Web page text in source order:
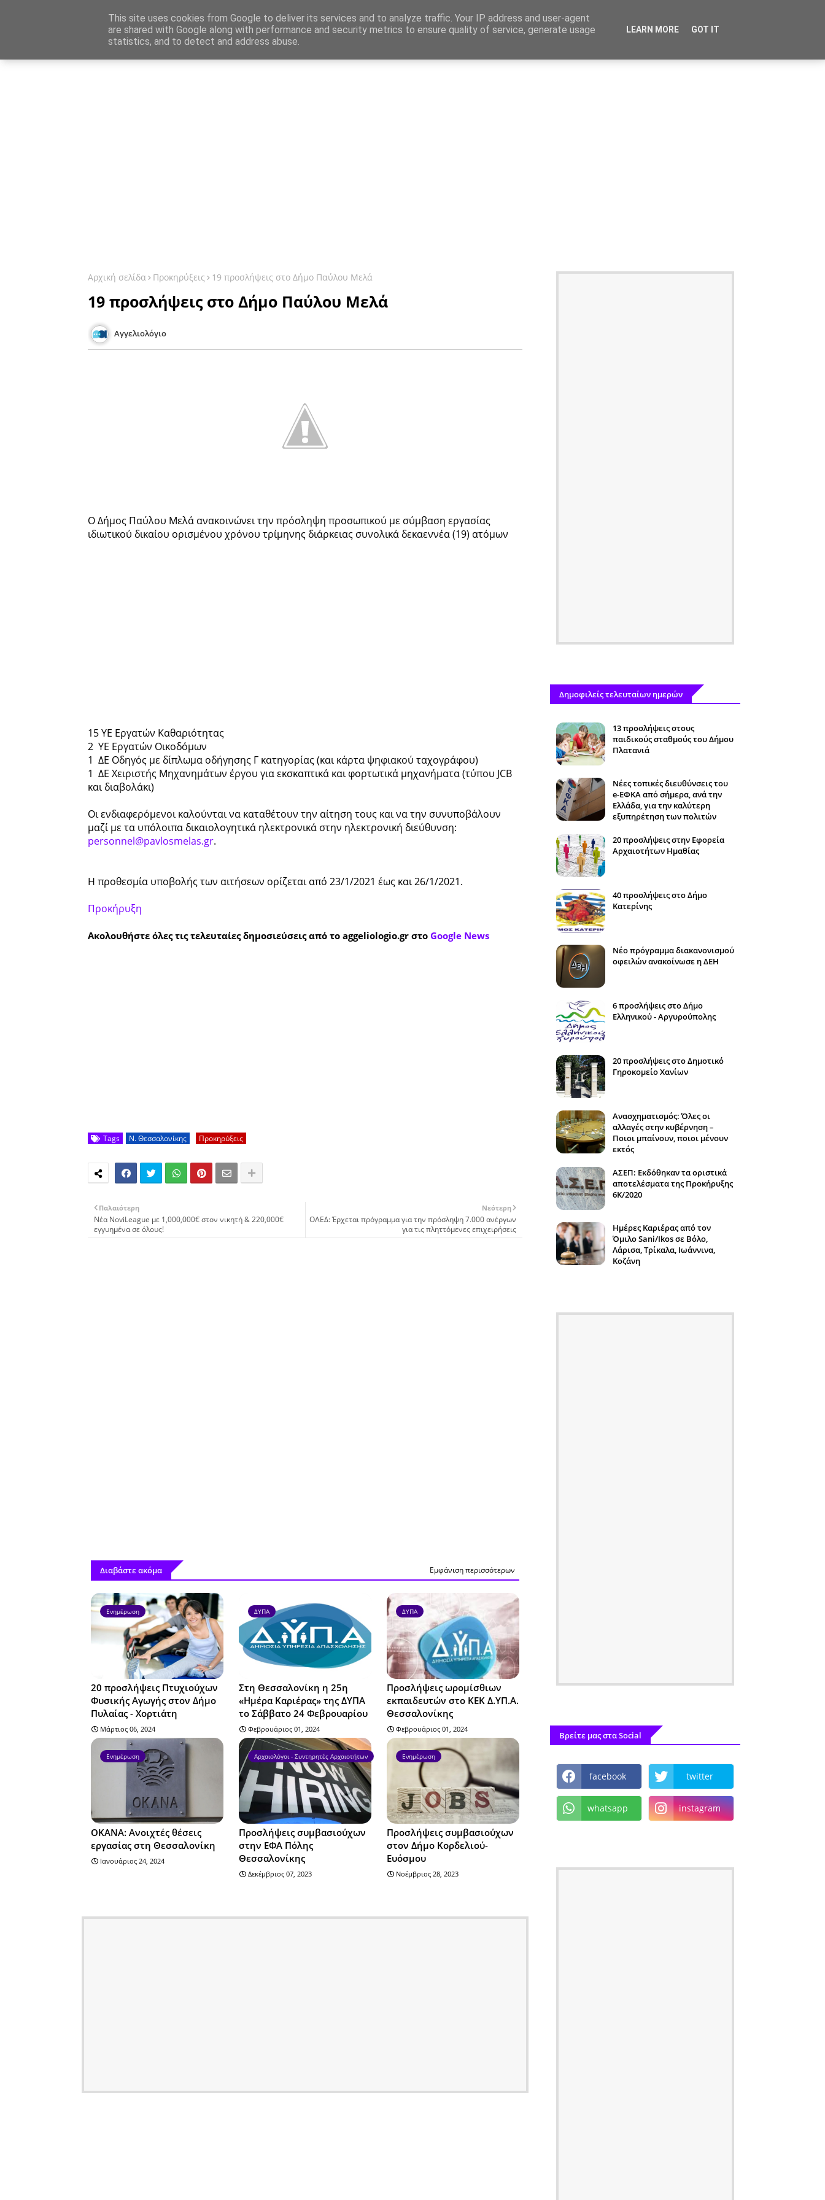
Καταχώρηση Αγγελίας Επικοινωνία Site Map
Ενημέρωση Αγγελίες Εργασίας
Αρχική σελίδα Προκηρύξεις 19 προσλήψεις στο Δήμο Παύλου Μελά
19 προσλήψεις στο Δήμο Παύλου Μελά
Αγγελιολόγιο
Ο Δήμος Παύλου Μελά ανακοινώνει την πρόσληψη προσωπικού με σύμβαση εργασίας
ιδιωτικού δικαίου ορισμένου χρόνου τρίμηνης διάρκειας συνολικά δεκαεννέα (19) ατόμων
15 ΥΕ Εργατών Καθαριότητας
2 ΥΕ Εργατών Οικοδόμων
1 ΔΕ Οδηγός με δίπλωμα οδήγησης Γ κατηγορίας (και κάρτα ψηφιακού ταχογράφου)
1 ΔΕ Χειριστής Μηχανημάτων έργου για εκσκαπτικά και φορτωτικά μηχανήματα (τύπου JCB
και διαβολάκι)
Οι ενδιαφερόμενοι καλούνται να καταθέτουν την αίτηση τους και να την συνυποβάλουν
μαζί με τα υπόλοιπα δικαιολογητικά ηλεκτρονικά στην ηλεκτρονική διεύθυνση:
personnel@pavlosmelas.gr.
Η προθεσμία υποβολής των αιτήσεων ορίζεται από 23/1/2021 έως και 26/1/2021.
Προκήρυξη
Ακολουθήστε όλες τις τελευταίες δημοσιεύσεις από το aggeliologio.gr στο Google News
Tags Ν. Θεσσαλονίκης Προκηρύξεις
Νεότερη
ΟΑΕΔ: Έρχεται πρόγραμμα για την πρόσληψη 7.000 ανέργων
για τις πληττόμενες επιχειρήσεις
Παλαιότερη
Νέα NoviLeague με 1,000,000€ στον νικητή & 220,000€
εγγυημένα σε όλους!
Διαβάστε ακόμα Εμφάνιση περισσότερων
Ενημέρωση
20 προσλήψεις Πτυχιούχων
Φυσικής Αγωγής στον Δήμο
Πυλαίας - Χορτιάτη
Μάρτιος 06, 2024
ΔΥΠΑ
Στη Θεσσαλονίκη η 25η
«Ημέρα Καριέρας» της ΔΥΠΑ
το Σάββατο 24 Φεβρουαρίου
Φεβρουάριος 01, 2024
ΔΥΠΑ
Προσλήψεις ωρομίσθιων
εκπαιδευτών στο ΚΕΚ Δ.ΥΠ.Α.
Θεσσαλονίκης
Φεβρουάριος 01, 2024
Ενημέρωση
ΟΚΑΝΑ: Ανοιχτές θέσεις
εργασίας στη Θεσσαλονίκη
Ιανουάριος 24, 2024
Αρχαιολόγοι - Συντηρητές Αρχαιοτήτων
Προσλήψεις συμβασιούχων
στην ΕΦΑ Πόλης
Θεσσαλονίκης
Δεκέμβριος 07, 2023
Ενημέρωση
Προσλήψεις συμβασιούχων
στον Δήμο Κορδελιού-
Ευόσμου
Νοέμβριος 28, 2023
Δημοφιλείς τελευταίων ημερών
13 προσλήψεις στους
παιδικούς σταθμούς του Δήμου
Πλατανιά
Νέες τοπικές διευθύνσεις του
e-ΕΦΚΑ από σήμερα, ανά την
Ελλάδα, για την καλύτερη
εξυπηρέτηση των πολιτών
20 προσλήψεις στην Εφορεία
Αρχαιοτήτων Ημαθίας
40 προσλήψεις στο Δήμο
Κατερίνης
Νέο πρόγραμμα διακανονισμού
οφειλών ανακοίνωσε η ΔΕΗ
6 προσλήψεις στο Δήμο
Ελληνικού - Αργυρούπολης
20 προσλήψεις στο Δημοτικό
Γηροκομείο Χανίων
Ανασχηματισμός: Όλες οι
αλλαγές στην κυβέρνηση –
Ποιοι μπαίνουν, ποιοι μένουν
εκτός
ΑΣΕΠ: Εκδόθηκαν τα οριστικά
αποτελέσματα της Προκήρυξης
6Κ/2020
Ημέρες Καριέρας από τον
Όμιλο Sani/Ikos σε Βόλο,
Λάρισα, Τρίκαλα, Ιωάννινα,
Κοζάνη
Βρείτε μας στα Social
facebook twitter
whatsapp instagram
This site uses cookies from Google to deliver its services and to analyze traffic. Your IP address and user-agent
are shared with Google along with performance and security metrics to ensure quality of service, generate usage
statistics, and to detect and address abuse.
LEARN MORE GOT IT